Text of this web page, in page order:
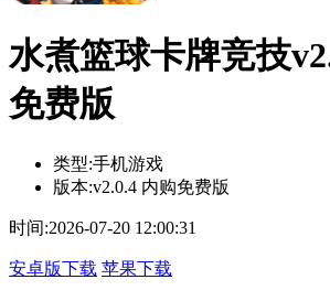
水煮篮球卡牌竞技
免费版
类型:手机游戏
版本:v2.0.4 内购免费版
时间:2026-07-20 12:00:31
安卓版下载 苹果下载